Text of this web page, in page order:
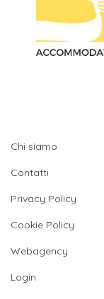
Chi siamo
Contatti
Privacy Policy
Cookie Policy
Webagency
Login